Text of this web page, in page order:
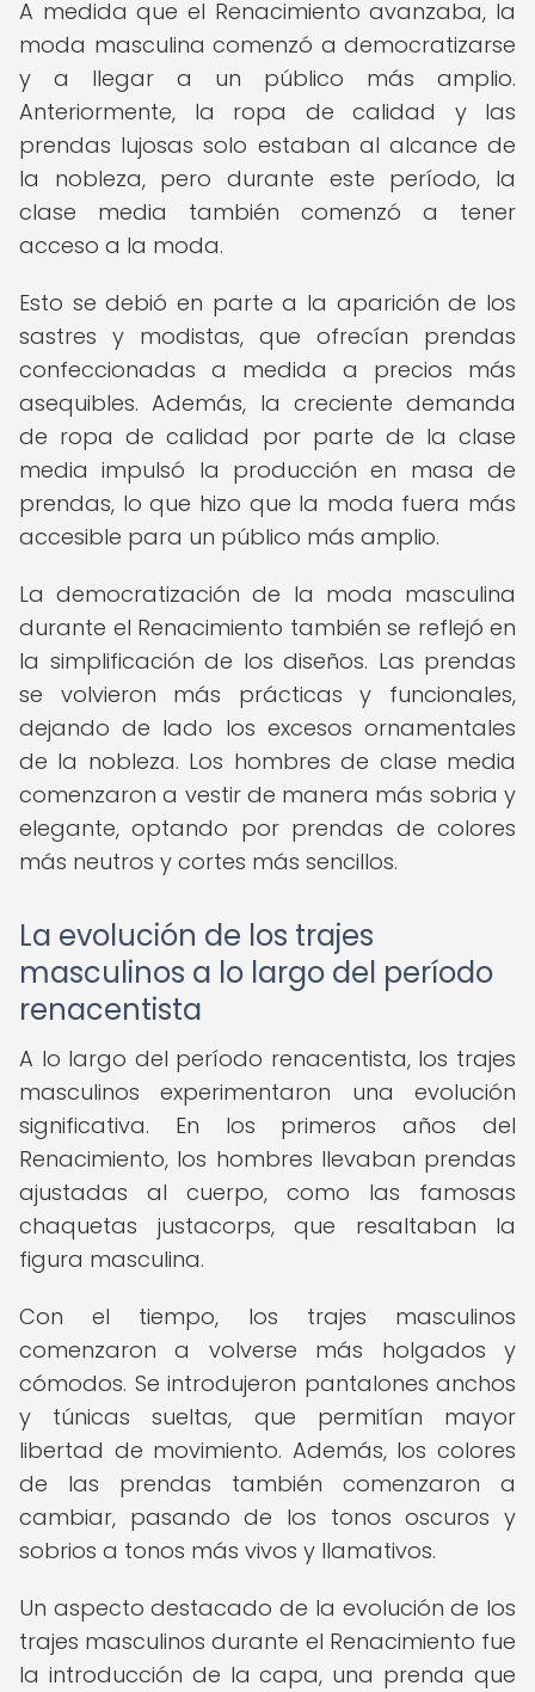
A medida que el Renacimiento avanzaba, la
moda masculina comenzó a democratizarse
y a llegar a un público más amplio.
Anteriormente, la ropa de calidad y las
prendas lujosas solo estaban al alcance de
la nobleza, pero durante este período, la
clase media también comenzó a tener
acceso a la moda.
Esto se debió en parte a la aparición de los
sastres y modistas, que ofrecían prendas
confeccionadas a medida a precios más
asequibles. Además, la creciente demanda
de ropa de calidad por parte de la clase
media impulsó la producción en masa de
prendas, lo que hizo que la moda fuera más
accesible para un público más amplio.
La democratización de la moda masculina
durante el Renacimiento también se reflejó en
la simplificación de los diseños. Las prendas
se volvieron más prácticas y funcionales,
dejando de lado los excesos ornamentales
de la nobleza. Los hombres de clase media
comenzaron a vestir de manera más sobria y
elegante, optando por prendas de colores
más neutros y cortes más sencillos.
La evolución de los trajes
masculinos a lo largo del período
renacentista
A lo largo del período renacentista, los trajes
masculinos experimentaron una evolución
significativa. En los primeros años del
Renacimiento, los hombres llevaban prendas
ajustadas al cuerpo, como las famosas
chaquetas justacorps, que resaltaban la
figura masculina.
Con el tiempo, los trajes masculinos
comenzaron a volverse más holgados y
cómodos. Se introdujeron pantalones anchos
y túnicas sueltas, que permitían mayor
libertad de movimiento. Además, los colores
de las prendas también comenzaron a
cambiar, pasando de los tonos oscuros y
sobrios a tonos más vivos y llamativos.
Un aspecto destacado de la evolución de los
trajes masculinos durante el Renacimiento fue
la introducción de la capa, una prenda que